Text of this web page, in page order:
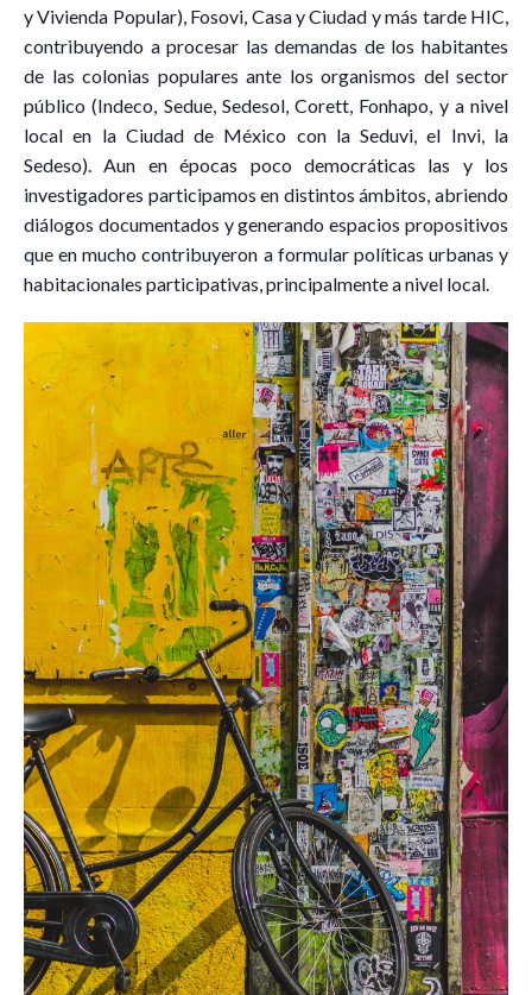
y Vivienda Popular), Fosovi, Casa y Ciudad y más tarde HIC,
contribuyendo a procesar las demandas de los habitantes
de las colonias populares ante los organismos del sector
público (Indeco, Sedue, Sedesol, Corett, Fonhapo, y a nivel
local en la Ciudad de México con la Seduvi, el Invi, la
Sedeso). Aun en épocas poco democráticas las y los
investigadores participamos en distintos ámbitos, abriendo
diálogos documentados y generando espacios propositivos
que en mucho contribuyeron a formular políticas urbanas y
habitacionales participativas, principalmente a nivel local.